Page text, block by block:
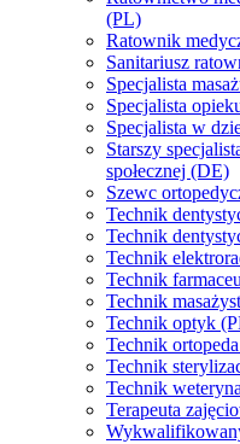
(PL)
Ratownik
Sanitariusz
Specjalista
Specjalista
Specjalista w
Starszy
społecznej (DE)
Szewc
Technik
Technik
Technik
Technik
Technik
Technik optyk
Technik
Technik
Technik
Terapeuta